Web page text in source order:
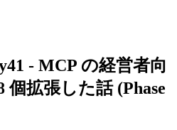
- MCP の経営者向
個拡張した話 (Phase